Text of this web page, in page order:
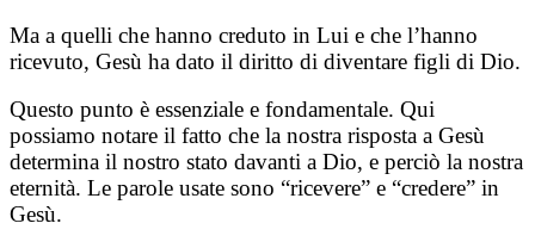
Ma a quelli che hanno creduto in Lui e che l’hanno
ricevuto, Gesù ha dato il diritto di diventare figli di Dio.
Questo punto è essenziale e fondamentale. Qui
possiamo notare il fatto che la nostra risposta a Gesù
determina il nostro stato davanti a Dio, e perciò la nostra
eternità. Le parole usate sono “ricevere” e “credere” in
Gesù.